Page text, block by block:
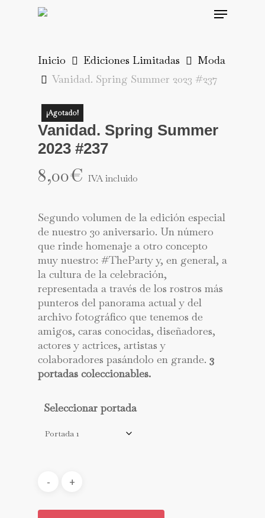
Menu
Inicio Ediciones Limitadas
Moda
Vanidad. Spring Summer 2023 #237
¡Agotado!
Vanidad. Spring Summer
2023 #237
8,00€ IVA incluido
Segundo volumen de la edición especial
de nuestro 30 aniversario. Un número
que rinde homenaje a otro concepto
muy nuestro: #TheParty y, en general, a
la cultura de la celebración,
representada a través de los rostros más
punteros del panorama actual y del
archivo fotográfico que tenemos de
amigos, caras conocidas, diseñadores,
actores y actrices, artistas y
colaboradores pasándolo en grande. 3
portadas coleccionables.
Seleccionar portada